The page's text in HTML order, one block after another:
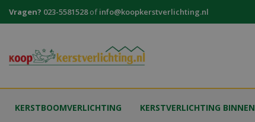
naar
Vragen? 023-5581528ofinfo@koopkerstverlichting.nl
KERSTBOOMVERLICHTING KERSTVERLICHTING BINNEN